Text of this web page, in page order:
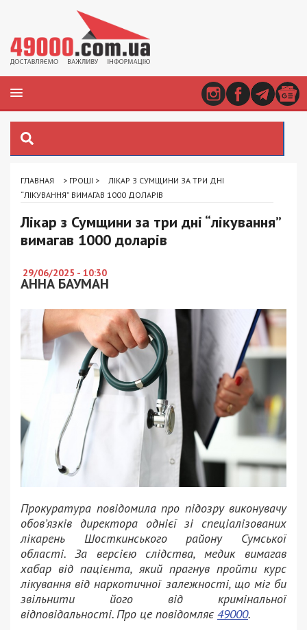
ГЛАВНАЯ > ГРОШІ >
ЛІКАР З СУМЩИНИ ЗА ТРИ ДНІ
“ЛІКУВАННЯ” ВИМАГАВ 1000 ДОЛАРІВ
Лікар з Сумщини за три дні “лікування”
вимагав 1000 доларів
29/06/2025 - 10:30
АННА БАУМАН
Прокуратура повідомила про підозру виконувачу
обов’язків директора однієї зі спеціалізованих
лікарень Шосткинського району Сумської
області. За версією слідства, медик вимагав
хабар від пацієнта, який прагнув пройти курс
лікування від наркотичної залежності, що міг би
звільнити його від кримінальної
відповідальності. Про це повідомляє 49000.